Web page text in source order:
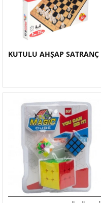
KUTULU AHŞAP SATRANÇ